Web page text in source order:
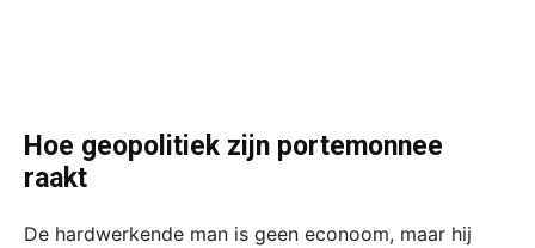
Hoe geopolitiek zijn portemonnee
raakt
De hardwerkende man is geen econoom, maar hij